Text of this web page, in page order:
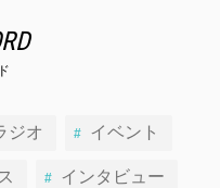
ジオ イベント
インタビュー